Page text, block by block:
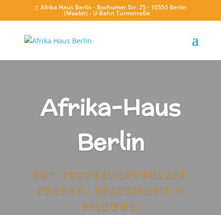
Afrika Haus Berlin - Bochumer Str. 25 - 10555 Berlin
(Moabit) - U-Bahn Turmstraße
Afrika-Haus
Berlin
ORT TRANSKULTURELLER
KULTUR, BEGEGNUNG &
BILDUNG